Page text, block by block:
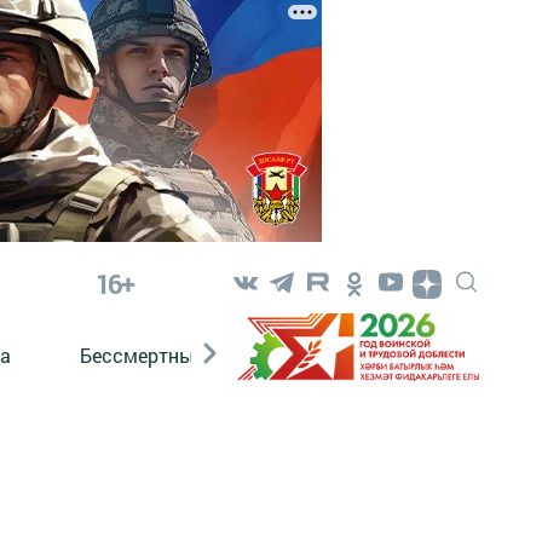
16+
Бессмертный полк. Кряшены